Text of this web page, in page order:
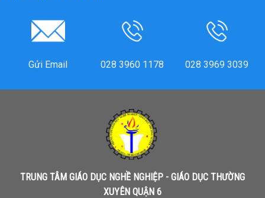
Gửi Email 028 3960 1178 028 3969 3039
TRUNG TÂM GIÁO DỤC NGHỀ NGHIỆP - GIÁO DỤC THƯỜNG
XUYÊN QUẬN 6